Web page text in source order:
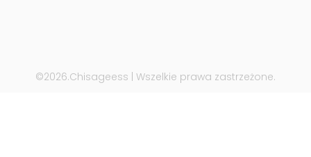
©2026.Chisageess | Wszelkie prawa zastrzeżone.